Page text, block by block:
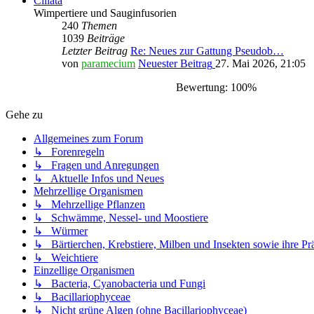
Wimpertiere und Sauginfusorien
240 Themen
1039 Beiträge
Letzter Beitrag Re: Neues zur Gattung Pseudob…
von paramecium Neuester Beitrag 27. Mai 2026, 21:05
Bewertung: 100%
Gehe zu
Allgemeines zum Forum
↳ Forenregeln
↳ Fragen und Anregungen
↳ Aktuelle Infos und Neues
Mehrzellige Organismen
↳ Mehrzellige Pflanzen
↳ Schwämme, Nessel- und Moostiere
↳ Würmer
↳ Bärtierchen, Krebstiere, Milben und Insekten sowie ihre
↳ Weichtiere
Einzellige Organismen
↳ Bacteria, Cyanobacteria und Fungi
↳ Bacillariophyceae
↳ Nicht grüne Algen (ohne Bacillariophyceae)